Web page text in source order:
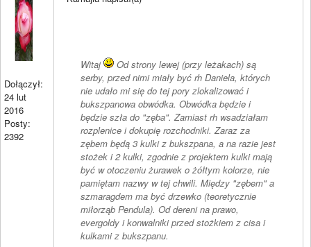
Dołączył:
24 lut
2016
Posty:
2392
Witaj
Od strony lewej (przy leżakach) są
serby, przed nimi miały być rh Daniela, których
nie udało mi się do tej pory zlokalizować i
bukszpanowa obwódka. Obwódka będzie i
będzie szła do "zęba". Zamiast rh wsadziałam
rozplenice i dokupię rozchodniki. Zaraz za
zębem będą 3 kulki z bukszpana, a na razie jest
stożek i 2 kulki, zgodnie z projektem kulki mają
być w otoczeniu żurawek o żółtym kolorze, nie
pamiętam nazwy w tej chwili. Między "zębem" a
szmaragdem ma być drzewko (teoretycznie
miłorząb Pendula). Od dereni na prawo,
evergoldy i konwalniki przed stożkiem z cisa i
kulkami z bukszpanu.